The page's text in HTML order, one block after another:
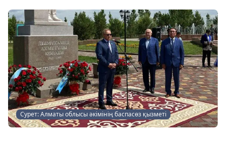
Сурет: Алматы облысы әкімінің баспасөз қызметі